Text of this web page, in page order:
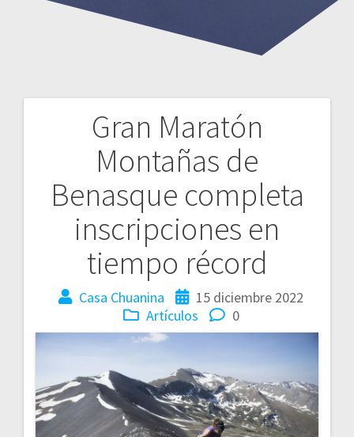
Gran Maratón
Montañas de
Benasque completa
inscripciones en
tiempo récord
Casa Chuanina
15 diciembre 2022
Artículos
0